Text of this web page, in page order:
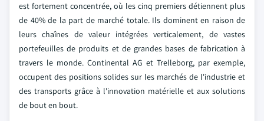
est fortement concentrée, où les cinq premiers détiennent plus
de 40% de la part de marché totale. Ils dominent en raison de
leurs chaînes de valeur intégrées verticalement, de vastes
portefeuilles de produits et de grandes bases de fabrication à
travers le monde. Continental AG et Trelleborg, par exemple,
occupent des positions solides sur les marchés de l'industrie et
des transports grâce à l'innovation matérielle et aux solutions
de bout en bout.